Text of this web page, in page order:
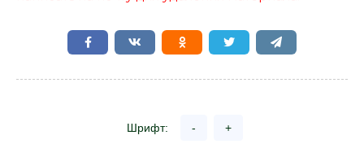
Шрифт: - +